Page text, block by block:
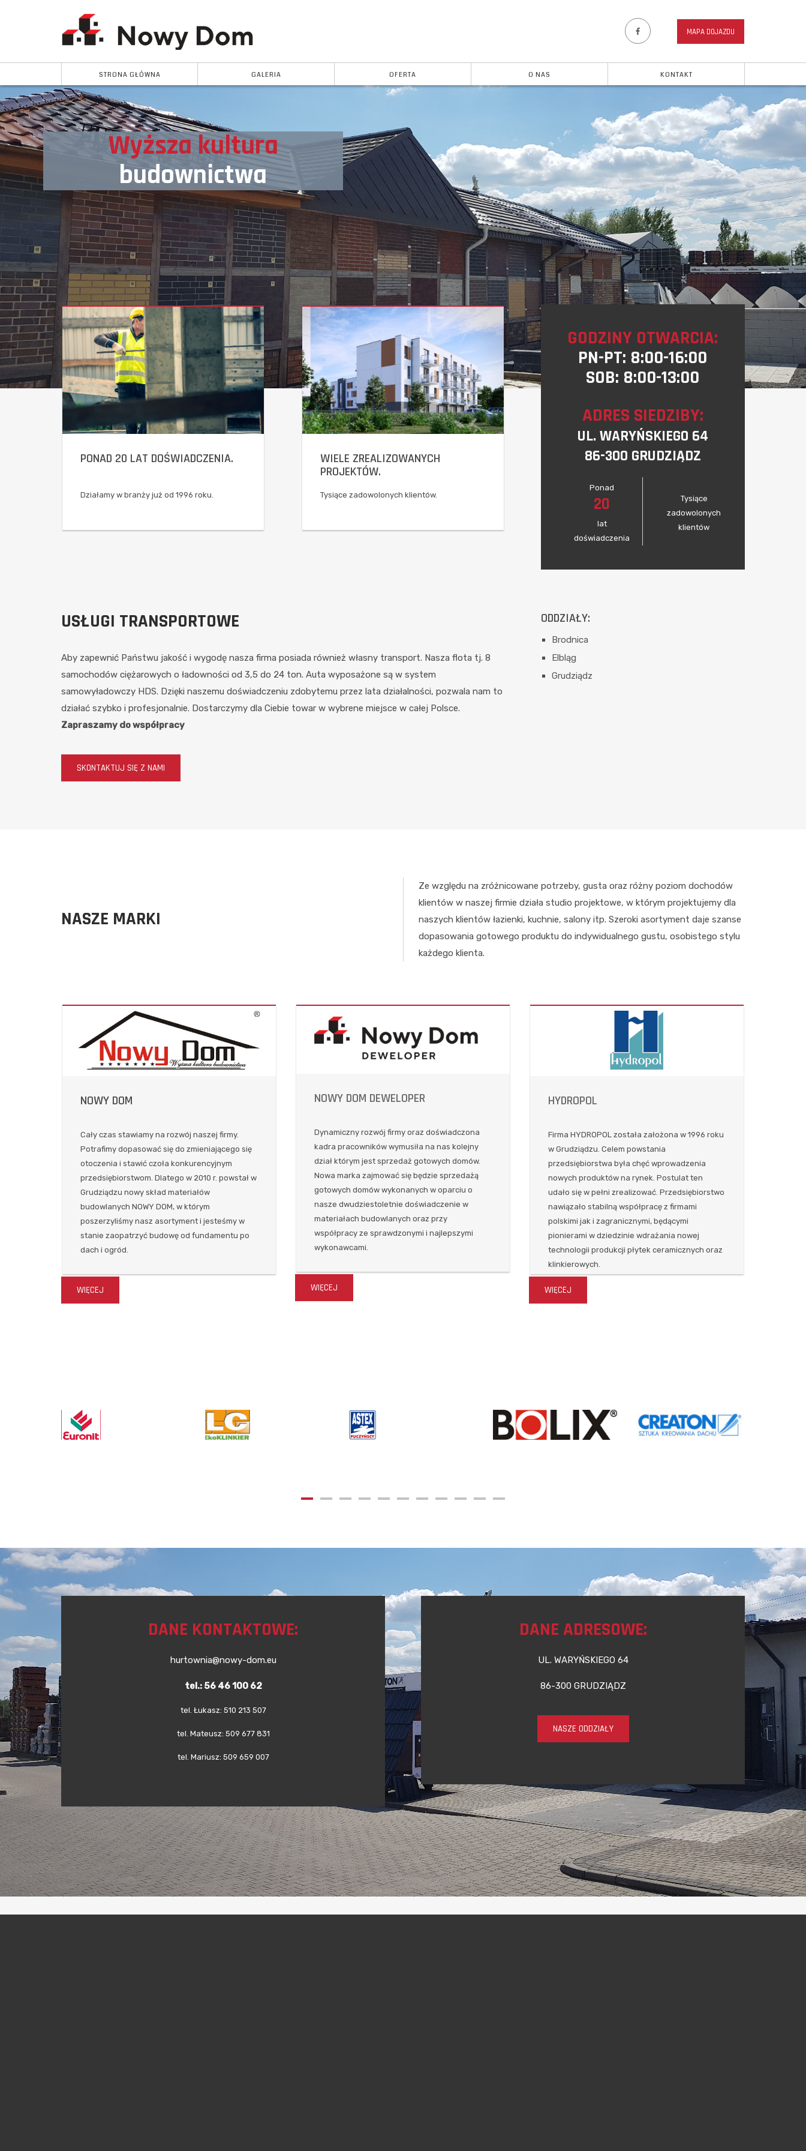
STRONA GŁÓWNA GALERIA OFERTA O NAS KONTAKT
MAPA DOJAZDU
Wyższa kultura
budownictwa
DOŚWIADCZENIA.
WIELE ZREALIZOWANYCH
Tysiące zadowolonych klientów.
WCIĄŻ SIĘ ROZWIJAMY.
Poszerzamy zakres usług dla twojej wygody.
GODZINY OTWARCIA:
PN-PT: 8:00-16:00
SOB: 8:00-13:00
ADRES SIEDZIBY:
UL. WARYŃSKIEGO 64
86-300 GRUDZIĄDZ
Ponad
20
lat
doświadczenia
Tysiące
zadowolonych
klientów
USŁUGI TRANSPORTOWE
Aby zapewnić Państwu jakość i wygodę nasza firma posiada również własny transport. Nasza flota tj. 8
samochodów ciężarowych o ładowności od 3,5 do 24 ton. Auta wyposażone są w system
samowyładowczy HDS. Dzięki naszemu doświadczeniu zdobytemu przez lata działalności, pozwala nam to
działać szybko i profesjonalnie. Dostarczymy dla Ciebie towar w wybrene miejsce w całej Polsce.
Zapraszamy do współpracy
SKONTAKTUJ SIĘ Z NAMI
ODDZIAŁY:
Brodnica
Elbląg
Grudziądz
NASZE MARKI
Ze względu na zróżnicowane potrzeby, gusta oraz różny poziom dochodów
klientów w naszej firmie działa studio projektowe, w którym projektujemy dla
naszych klientów łazienki, kuchnie, salony itp. Szeroki asortyment daje szanse
dopasowania gotowego produktu do indywidualnego gustu, osobistego stylu
każdego klienta.
NOWY DOM
Cały czas stawiamy na rozwój naszej firmy.
Potrafimy dopasować się do zmieniającego się
otoczenia i stawić czoła konkurencyjnym
przedsiębiorstwom. Dlatego w 2010 r. powstał w
Grudziądzu nowy skład materiałów
budowlanych NOWY DOM, w którym
poszerzyliśmy nasz asortyment i jesteśmy w
stanie zaopatrzyć budowę od fundamentu po
dach i ogród.
WIĘCEJ
NOWY DOM DEWELOPER
Dynamiczny rozwój firmy oraz doświadczona
kadra pracowników wymusiła na nas kolejny
dział którym jest sprzedaż gotowych domów.
Nowa marka zajmować się będzie sprzedażą
gotowych domów wykonanych w oparciu o
nasze dwudziestoletnie doświadczenie w
materiałach budowlanych oraz przy
współpracy ze sprawdzonymi i najlepszymi
wykonawcami.
WIĘCEJ
HYDROPOL
Firma HYDROPOL została założona w 1996 roku
w Grudziądzu. Celem powstania
przedsiębiorstwa była chęć wprowadzenia
nowych produktów na rynek. Postulat ten
udało się w pełni zrealizować. Przedsiębiorstwo
nawiązało stabilną współpracę z firmami
polskimi jak i zagranicznymi, będącymi
pionierami w dziedzinie wdrażania nowej
technologii produkcji płytek ceramicznych oraz
klinkierowych.
WIĘCEJ
DANE KONTAKTOWE:
hurtownia@nowy-dom.eu
tel.: 56 46 100 62
tel. Łukasz: 510 213 507
tel. Mateusz: 509 677 831
tel. Mariusz: 509 659 007
DANE ADRESOWE:
UL. WARYŃSKIEGO 64
86-300 GRUDZIĄDZ
NASZE ODDZIAŁY